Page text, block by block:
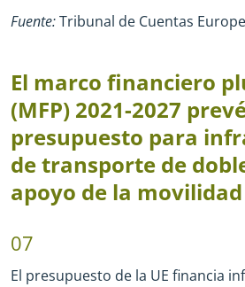
Fuente:Tribunal de Cuentas
El marco financiero
(MFP) 2021-2027
presupuesto para
de transporte de
apoyo de la
07
El presupuesto de la UE financia